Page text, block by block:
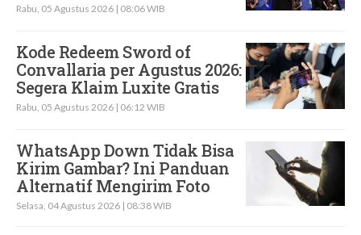
Rabu, 05 Agustus 2026 | 08:06 WIB
Kode Redeem Sword of
Convallaria per Agustus 2026:
Segera Klaim Luxite Gratis
Rabu, 05 Agustus 2026 | 06:12 WIB
WhatsApp Down Tidak Bisa
Kirim Gambar? Ini Panduan
Alternatif Mengirim Foto
Selasa, 04 Agustus 2026 | 08:38 WIB